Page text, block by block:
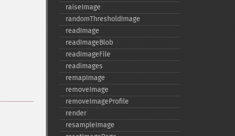
raiseImage
randomThresholdImage
readImage
readImageBlob
readImageFile
readimages
remapImage
removeImage
removeImageProfile
render
resampleImage